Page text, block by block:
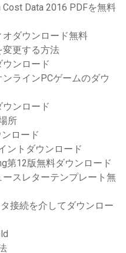
Data 2016 PDFを無料
ダウンロード無料
変更する方法
ンロード
ラインPCゲームのダウ
ンロード
所
ロード
ントダウンロード
第12版無料ダウンロード
スレターテンプレート無
接続を介してダウンロー